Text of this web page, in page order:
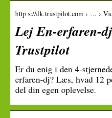
http s://dk.trustpilot.com › … ›
Lej En-erfaren-
Trustpilot
Er du enig i den 4-
erfaren-dj? Læs, hvad 12
del din egen oplevelse.